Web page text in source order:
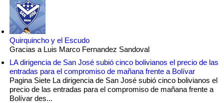
Quirquincho y el Escudo
Gracias a Luis Marco Fernandez Sandoval
LA dirigencia de San José subió cinco bolivianos el precio de las
entradas para el compromiso de mañana frente a Bolívar
Pagina Siete La dirigencia de San José subió cinco bolivianos el
precio de las entradas para el compromiso de mañana frente a
Bolívar des...